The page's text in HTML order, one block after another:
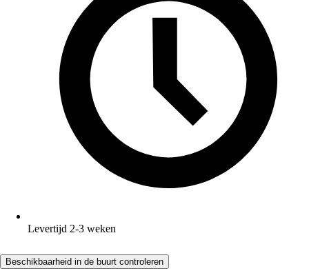
Levertijd 2-3 weken
Beschikbaarheid in de buurt controleren